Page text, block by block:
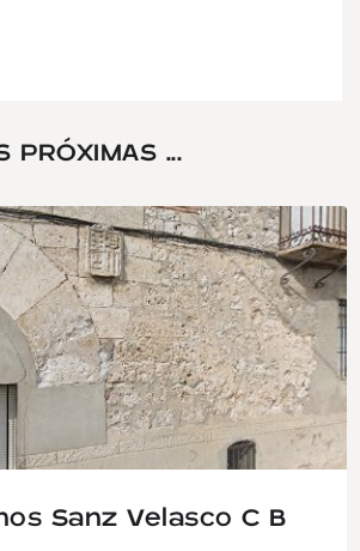
PRÓXIMAS ...
Sanz Velasco C B